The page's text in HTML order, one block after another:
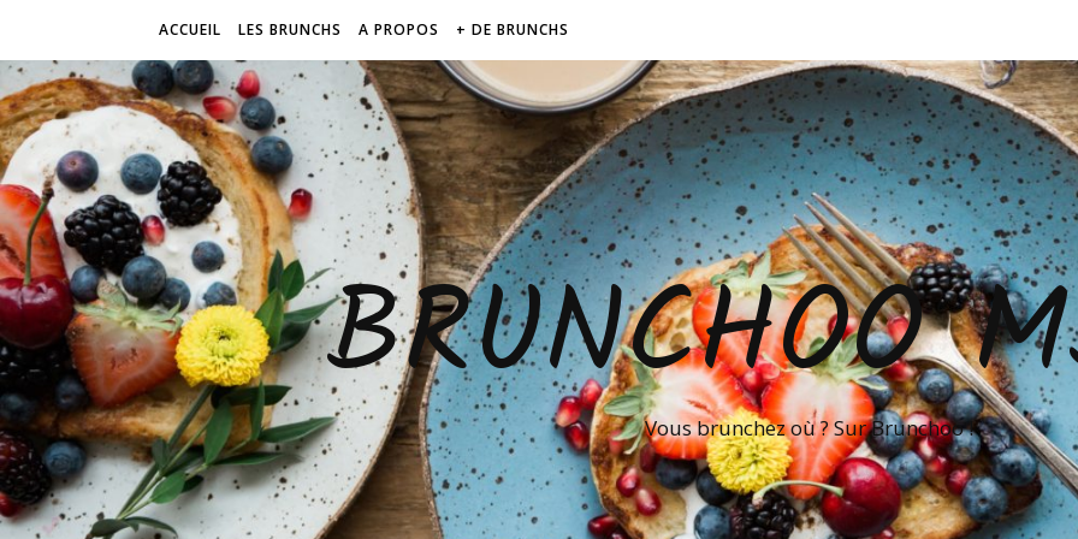
ACCUEIL LES BRUNCHS A PROPOS + DE BRUNCHS
BRUNCHOO
Vous brunchez où ? Sur Brunchoo !